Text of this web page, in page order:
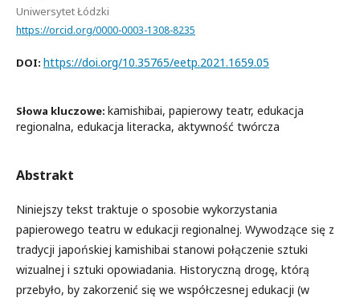
Uniwersytet Łódzki
https://orcid.org/0000-0003-1308-8235
DOI: https://doi.org/10.35765/eetp.2021.1659.05
Słowa kluczowe: kamishibai, papierowy teatr, edukacja
regionalna, edukacja literacka, aktywność twórcza
Abstrakt
Niniejszy tekst traktuje o sposobie wykorzystania
papierowego teatru w edukacji regionalnej. Wywodzące się z
tradycji japońskiej kamishibai stanowi połączenie sztuki
wizualnej i sztuki opowiadania. Historyczną drogę, którą
przebyło, by zakorzenić się we współczesnej edukacji (w